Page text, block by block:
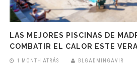
LAS MEJORES PISCINAS DE
COMBATIR EL CALOR ESTE
1 MONTH ATRÁS BLGADMINGAVIR